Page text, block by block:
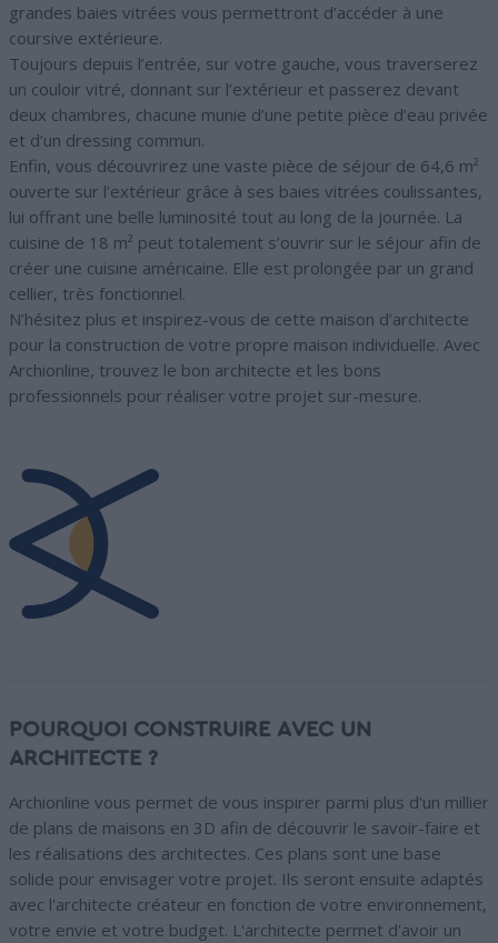
grandes baies vitrées vous permettront d’accéder à une
coursive extérieure.
Toujours depuis l’entrée, sur votre gauche, vous traverserez
un couloir vitré, donnant sur l’extérieur et passerez devant
deux chambres, chacune munie d’une petite pièce d’eau privée
et d’un dressing commun.
Enfin, vous découvrirez une vaste pièce de séjour de 64,6 m²
ouverte sur l’extérieur grâce à ses baies vitrées coulissantes,
lui offrant une belle luminosité tout au long de la journée. La
cuisine de 18 m² peut totalement s’ouvrir sur le séjour afin de
créer une cuisine américaine. Elle est prolongée par un grand
cellier, très fonctionnel.
N’hésitez plus et inspirez-vous de cette maison d’architecte
pour la construction de votre propre maison individuelle. Avec
Archionline, trouvez le bon architecte et les bons
professionnels pour réaliser votre projet sur-mesure.
POURQUOI CONSTRUIRE AVEC UN
ARCHITECTE ?
Archionline vous permet de vous inspirer parmi plus d'un millier
de plans de maisons en 3D afin de découvrir le savoir-faire et
les réalisations des architectes. Ces plans sont une base
solide pour envisager votre projet. Ils seront ensuite adaptés
avec l'architecte créateur en fonction de votre environnement,
votre envie et votre budget. L'architecte permet d'avoir un